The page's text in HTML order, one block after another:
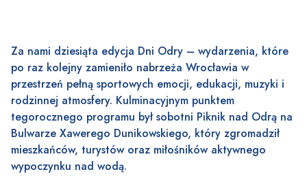
Za nami dziesiąta edycja Dni Odry – wydarzenia, które
po raz kolejny zamieniło nabrzeża Wrocławia w
przestrzeń pełną sportowych emocji, edukacji, muzyki i
rodzinnej atmosfery. Kulminacyjnym punktem
tegorocznego programu był sobotni Piknik nad Odrą na
Bulwarze Xawerego Dunikowskiego, który zgromadził
mieszkańców, turystów oraz miłośników aktywnego
wypoczynku nad wodą.